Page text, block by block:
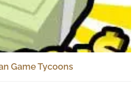
Game Tycoons